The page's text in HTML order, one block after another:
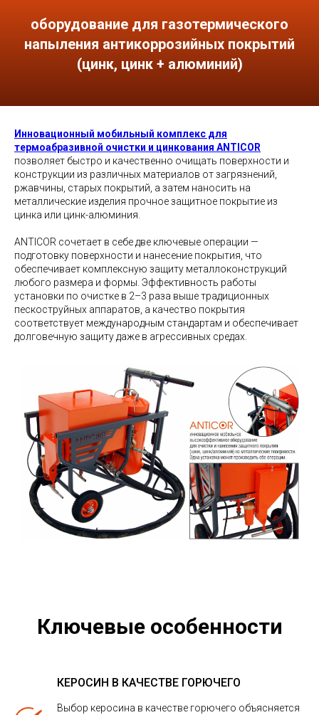
оборудование для газотермического
напыления антикоррозийных покрытий
(цинк, цинк + алюминий)
Инновационный мобильный комплекс для
термоабразивной очистки и цинкования ANTICOR
позволяет быстро и качественно очищать поверхности и
конструкции из различных материалов от загрязнений,
ржавчины, старых покрытий, а затем наносить на
металлические изделия прочное защитное покрытие из
цинка или цинк-алюминия.
ANTICOR сочетает в себе две ключевые операции —
подготовку поверхности и нанесение покрытия, что
обеспечивает комплексную защиту металлоконструкций
любого размера и формы. Эффективность работы
установки по очистке в 2–3 раза выше традиционных
пескоструйных аппаратов, а качество покрытия
соответствует международным стандартам и обеспечивает
долговечную защиту даже в агрессивных средах.
Ключевые особенности
КЕРОСИН В КАЧЕСТВЕ ГОРЮЧЕГО
Выбор керосина в качестве горючего объясняется